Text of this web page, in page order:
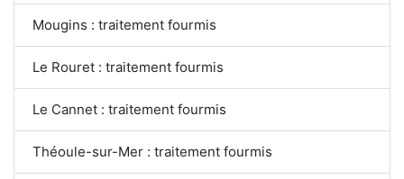
Mougins : traitement fourmis
Le Rouret : traitement fourmis
Le Cannet : traitement fourmis
Théoule-sur-Mer : traitement fourmis